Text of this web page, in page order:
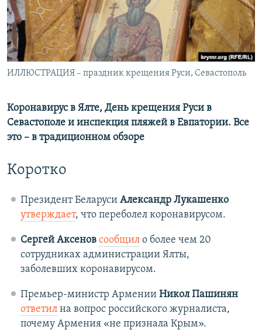
ПОБЕДИТЕЛЕЙ НЕ СУДЯТ?
КРЫМ.НЕПОКОРЕННЫЙ
ELIFBE
УКРАИНСКАЯ ПРОБЛЕМА КРЫМА
ПРИСОЕДИНЯЙТЕСЬ!
Все сайты RFE/RL
ИЛЛЮСТРАЦИЯ – праздник крещения Руси, Севастополь
Коронавирус в Ялте, День крещения Руси в
Севастополе и инспекция пляжей в Евпатории. Все
это – в традиционном обзоре
Коротко
Президент Беларуси Александр Лукашенко
утверждает, что переболел коронавирусом.
Сергей Аксенов сообщило более чем 20
сотрудниках администрации Ялты,
заболевших коронавирусом.
Премьер-министр Армении Никол Пашинян
ответилна вопрос российского журналиста,
почему Армения «не признала Крым».